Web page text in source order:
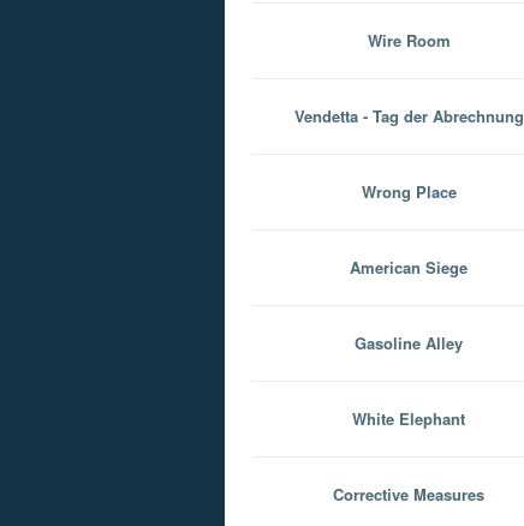
Wire Room
Vendetta - Tag der Abrechnung
Wrong Place
American Siege
Gasoline Alley
White Elephant
Corrective Measures